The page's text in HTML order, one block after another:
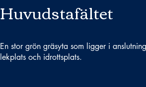
Huvudstafältet
En stor grön gräsyta som ligger i
lekplats och idrottsplats.